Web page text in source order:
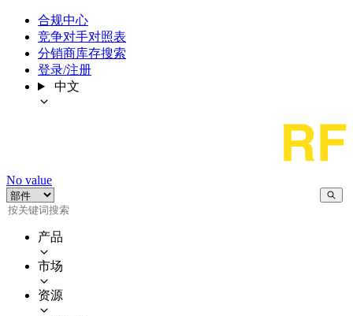
合规中心
竞争对手对照表
分销商库存搜索
登录/注册
中文
No value
产品
市场
资源